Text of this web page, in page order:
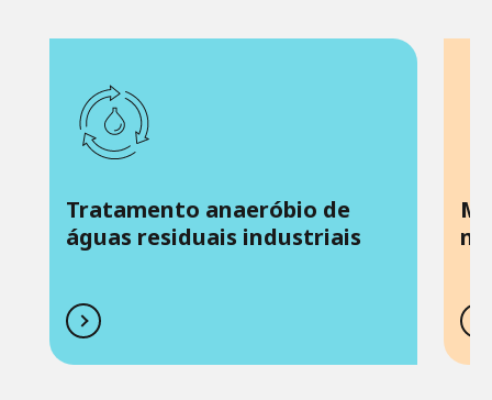
Tratamento anaeróbio de
águas residuais industriais